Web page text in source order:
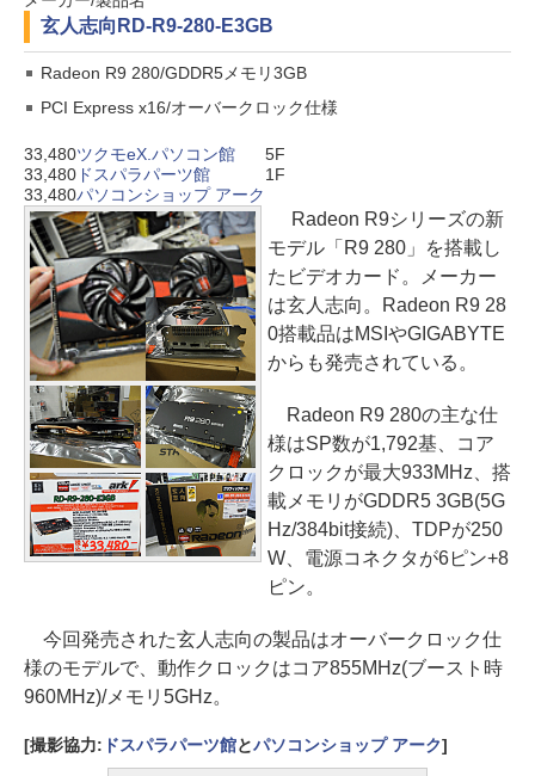
玄人志向 RD-R9-280-E3GB
Radeon R9 280/GDDR5メモリ3GB
PCI Express x16/オーバークロック仕様
33,480ツクモeX.パソコン館
5F
33,480 ドスパラパーツ館
1F
33,480パソコンショップ アーク
Radeon R9シリーズの新
モデル「R9 280」を搭載し
たビデオカード。メーカー
は玄人志向。Radeon R9 28
0搭載品はMSIやGIGABYTE
からも発売されている。
Radeon R9 280の主な仕
様はSP数が1,792基、コア
クロックが最大933MHz、搭
載メモリがGDDR5 3GB(5G
Hz/384bit接続)、TDPが250
W、電源コネクタが6ピン+8
ピン。
今回発売された玄人志向の製品はオーバークロック仕
様のモデルで、動作クロックはコア855MHz(ブースト時
960MHz)/メモリ5GHz。
[撮影協力: ドスパラパーツ館とパソコンショップ アーク]